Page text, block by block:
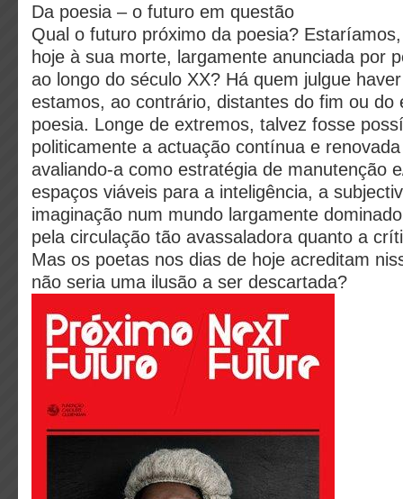
Da poesia – o futuro em questão
Qual o futuro próximo da poesia?
hoje à sua morte, largamente anunciada por
ao longo do século XX? Há quem julgue
estamos, ao contrário, distantes do fim ou do
poesia. Longe de extremos, talvez fosse
politicamente a actuação contínua e
avaliando-a como estratégia de manutenção
espaços viáveis para a inteligência, a
imaginação num mundo largamente
pela circulação tão avassaladora quanto a
Mas os poetas nos dias de hoje acreditam
não seria uma ilusão a ser descartada?